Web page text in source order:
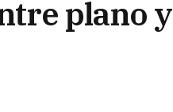
plano y